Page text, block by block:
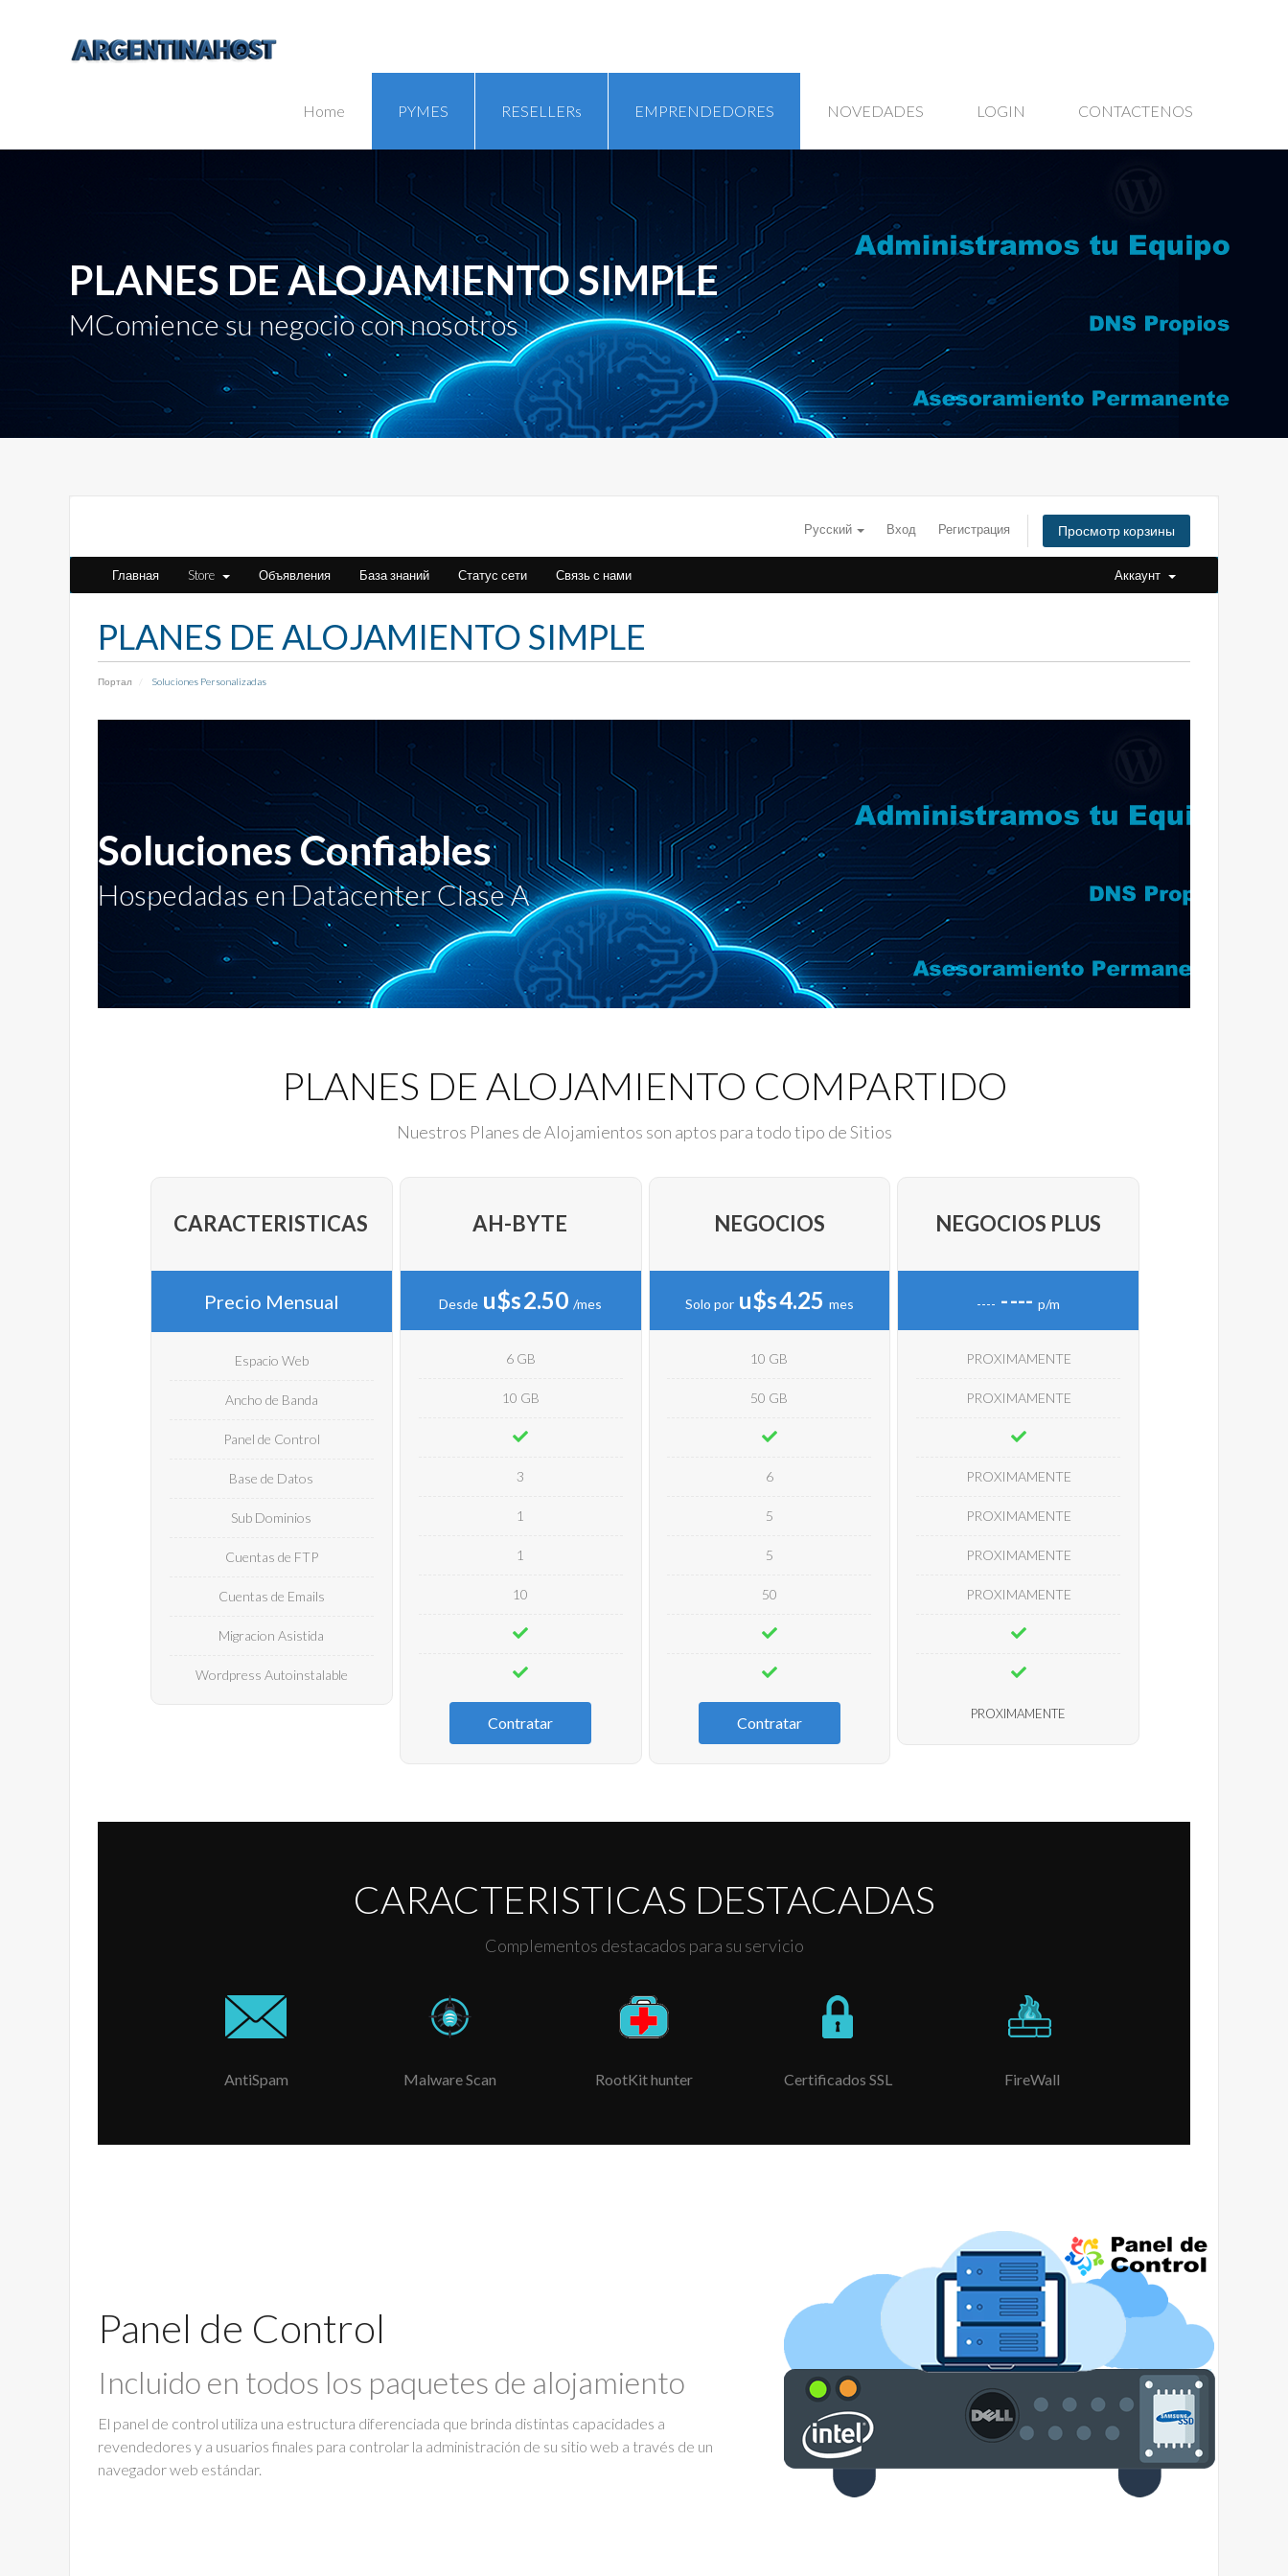
Home PYMES RESELLERs EMPRENDEDORES NOVEDADES LOGIN CONTACTENOS
PLANES DE ALOJAMIENTO SIMPLE
MComience su negocio con nosotros
Русский Вход Регистрация Просмотр корзины
Главная Store Объявления База знаний Статус сети Связь с нами Аккаунт
PLANES DE ALOJAMIENTO SIMPLE
Портал Soluciones Personalizadas
Soluciones Confiables
Hospedadas en Datacenter Clase A
PLANES DE ALOJAMIENTO COMPARTIDO
Nuestros Planes de Alojamientos son aptos para todo tipo de Sitios
CARACTERISTICAS
Precio Mensual
Espacio Web
Ancho de Banda
Panel de Control
Base de Datos
Sub Dominios
Cuentas de FTP
Cuentas de Emails
Migracion Asistida
Wordpress Autoinstalable
AH-BYTE
Desde u$s2.50 /mes
6 GB
10 GB
3
1
1
10
Contratar
NEGOCIOS
Solo por u$s4.25 mes
10 GB
50 GB
6
5
5
50
Contratar
NEGOCIOS PLUS
---- ---- p/m
PROXIMAMENTE
PROXIMAMENTE
PROXIMAMENTE
PROXIMAMENTE
PROXIMAMENTE
PROXIMAMENTE
PROXIMAMENTE
CARACTERISTICAS DESTACADAS
Complementos destacados para su servicio
AntiSpam Malware Scan RootKit hunter Certificados SSL FireWall
Panel de Control
Incluido en todos los paquetes de alojamiento
El panel de control utiliza una estructura diferenciada que brinda distintas capacidades a
revendedores y a usuarios finales para controlar la administración de su sitio web a través de un
navegador web estándar.